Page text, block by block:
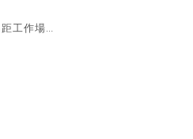
工作場…